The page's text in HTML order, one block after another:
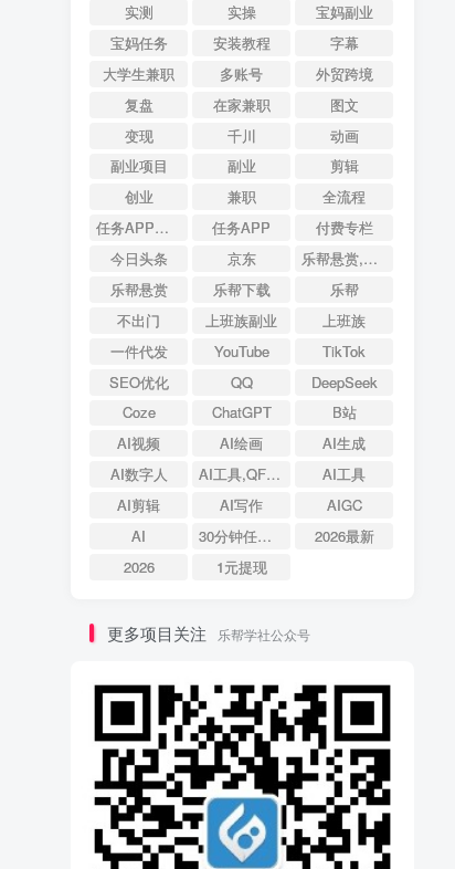
实测
实操
宝妈副业
宝妈任务
安装教程
字幕
大学生兼职
多账号
外贸跨境
复盘
在家兼职
图文
变现
千川
动画
副业项目
副业
剪辑
创业
兼职
全流程
任务APP排行
任务APP
付费专栏
今日头条
京东
乐帮悬赏,QFire专题,AI搜索,资源导航
乐帮悬赏
乐帮下载
乐帮
不出门
上班族副业
上班族
一件代发
YouTube
TikTok
SEO优化
QQ
DeepSeek
Coze
ChatGPT
B站
AI视频
AI绘画
AI生成
AI数字人
AI工具,QFire专题,AI搜索,资源导航
AI工具
AI剪辑
AI写作
AIGC
AI
30分钟任务体验
2026最新
2026
1元提现
更多项目关注 乐帮学社公众号